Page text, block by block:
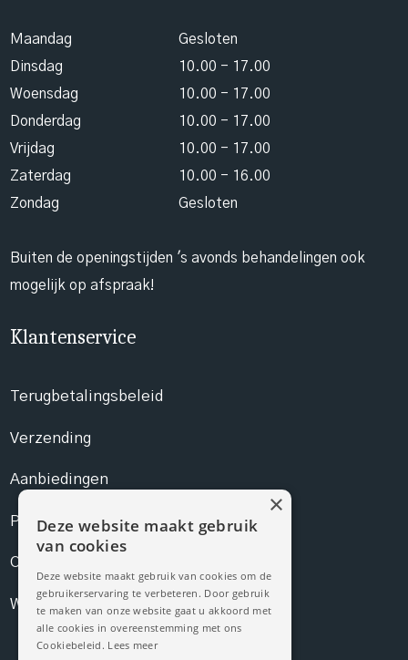
Maandag
Gesloten
Dinsdag
10.00 - 17.00
Woensdag
10.00 - 17.00
Donderdag
10.00 - 17.00
Vrijdag
10.00 - 17.00
Zaterdag
10.00 - 16.00
Zondag
Gesloten
Buiten de openingstijden 's avonds behandelingen ook
mogelijk op afspraak!
Klantenservice
Terugbetalingsbeleid
Verzending
Aanbiedingen
Prijslijst
Contact
Webshop
Deze website maakt gebruik
van cookies
Deze website maakt gebruik van cookies om de
gebruikerservaring te verbeteren. Door gebruik
te maken van onze website gaat u akkoord met
alle cookies in overeenstemming met ons
Cookiebeleid. Lees meer
×